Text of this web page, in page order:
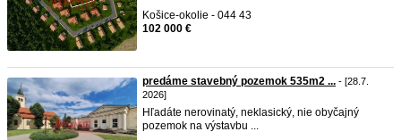
Košice-okolie - 044 43
102 000 €
predáme stavebný pozemok 535m2 ... - [28.7.
2026]
Hľadáte nerovinatý, neklasický, nie obyčajný
pozemok na výstavbu ...